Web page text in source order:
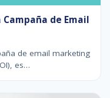
Campaña de Email
de email marketing
es…